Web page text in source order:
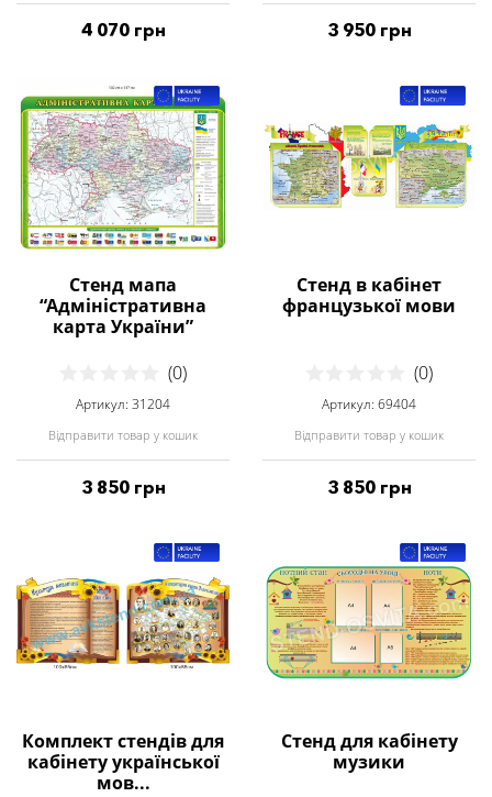
4 070 грн 3 950 грн
Стенд мапа
“Адміністративна
карта України”
(0)
Артикул: 31204
Відправити товар у кошик
3 850 грн
Стенд в кабінет
французької мови
(0)
Артикул: 69404
Відправити товар у кошик
3 850 грн
Комплект стендів для
кабінету української
мов...
Стенд для кабінету
музики